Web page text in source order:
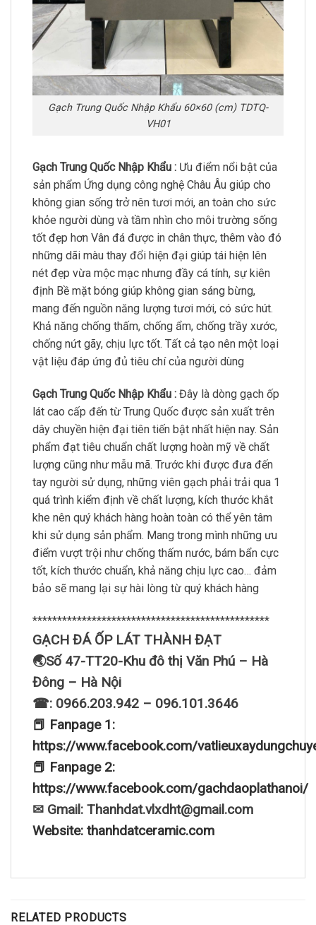
Gạch Trung Quốc Nhập Khẩu 60×60 (cm) TDTQ-
VH01
Gạch Trung Quốc Nhập Khẩu : Ưu điểm nổi bật của
sản phẩm Ứng dụng công nghệ Châu Âu giúp cho
không gian sống trở nên tươi mới, an toàn cho sức
khỏe người dùng và tầm nhìn cho môi trường sống
tốt đẹp hơn Vân đá được in chân thực, thêm vào đó
những dãi màu thay đổi hiện đại giúp tái hiện lên
nét đẹp vừa mộc mạc nhưng đầy cá tính, sự kiên
định Bề mặt bóng giúp không gian sáng bừng,
mang đến nguồn năng lượng tươi mới, có sức hút.
Khả năng chống thấm, chống ẩm, chống trầy xước,
chống nứt gãy, chịu lực tốt. Tất cả tạo nên một loại
vật liệu đáp ứng đủ tiêu chí của người dùng
Gạch Trung Quốc Nhập Khẩu : Đây là dòng gạch ốp
lát cao cấp đến từ Trung Quốc được sản xuất trên
dây chuyền hiện đại tiên tiến bật nhất hiện nay. Sản
phẩm đạt tiêu chuẩn chất lượng hoàn mỹ về chất
lượng cũng như mẫu mã. Trước khi được đưa đến
tay người sử dụng, những viên gạch phải trải qua 1
quá trình kiểm định về chất lượng, kích thước khắt
khe nên quý khách hàng hoàn toàn có thể yên tâm
khi sử dụng sản phẩm. Mang trong mình những ưu
điểm vượt trội như chống thấm nước, bám bẩn cực
tốt, kích thước chuẩn, khả năng chịu lực cao… đảm
bảo sẽ mang lại sự hài lòng từ quý khách hàng
************************************************
GẠCH ĐÁ ỐP LÁT THÀNH ĐẠT
🌏Số 47-TT20-Khu đô thị Văn Phú – Hà
Đông – Hà Nội
☎: 0966.203.942 – 096.101.3646
📕 Fanpage 1:
https://www.facebook.com/
📕 Fanpage 2:
https://www.facebook.com/gachdaoplathanoi/
✉ Gmail: Thanhdat.vlxdht@gmail.com
Website: thanhdatceramic.com
RELATED PRODUCTS